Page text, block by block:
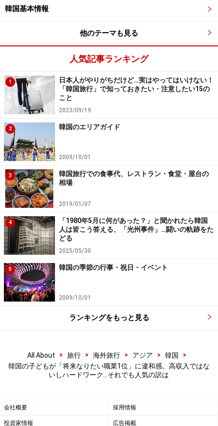
韓国基本情報
他のテーマも見る
人気記事ランキング
1
日本人がやりがちだけど…実はやってはいけない！
「韓国旅行」で知っておきたい・注意したい15の
こと
2023/09/19
2 韓国のエリアガイド
2009/10/01
3
韓国旅行での食事代、レストラン・食堂・屋台の
相場
2019/01/07
4
「1980年5月に何があった？」と聞かれたら韓国
人は皆こう答える、「光州事件」…闘いの軌跡をた
どる
2025/05/30
5 韓国の季節の行事・祝日・イベント
2009/10/01
ランキングをもっと見る
All About > 旅行 > 海外旅行 > アジア > 韓国
>
韓国の子どもが「将来なりたい職業1位」に違和感。高収入ではな
いしハードワーク…それでも人気の訳は
会社概要 採用情報
投資家情報 広告掲載